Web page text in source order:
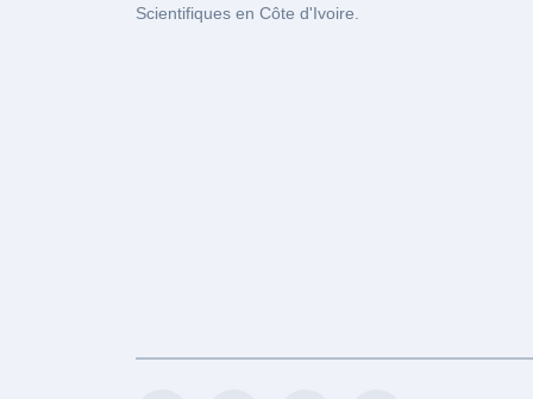
Scientifiques en Côte d'Ivoire.